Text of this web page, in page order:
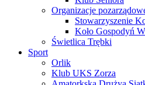
Organizacje
Stowarzyszenie
Koło Gospodyń
Świetlica Trębki
Sport
Orlik
Klub UKS Zorza